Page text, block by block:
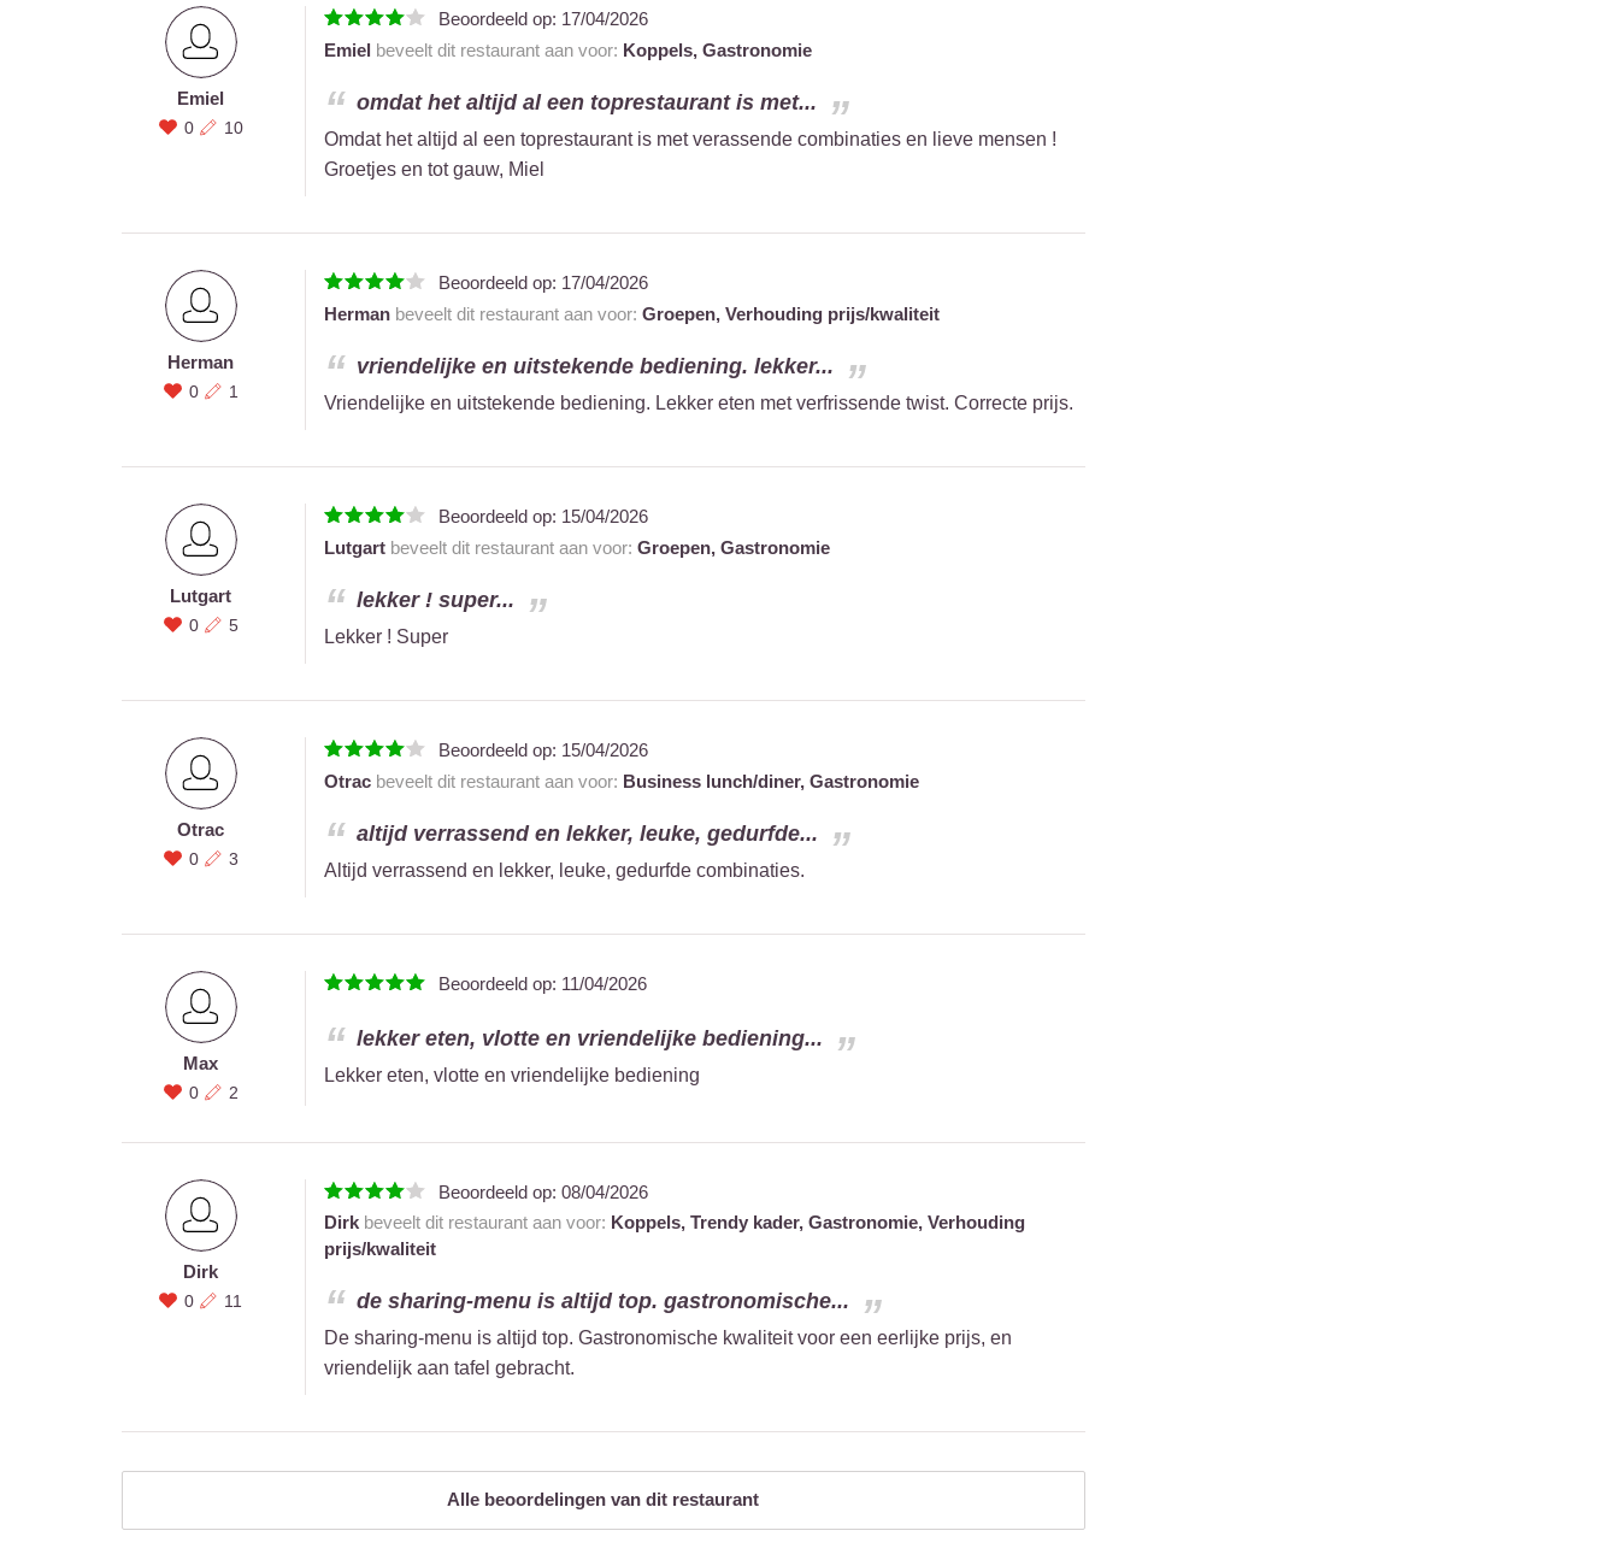
Emiel
0 10
Beoordeeld op: 17/04/2026
Emiel beveelt dit restaurant aan voor: Koppels, Gastronomie
omdat het altijd al een toprestaurant is met...
Omdat het altijd al een toprestaurant is met verassende combinaties en lieve mensen !
Groetjes en tot gauw, Miel
Herman
0 1
Beoordeeld op: 17/04/2026
Hermanbeveelt dit restaurant aan voor: Groepen, Verhouding prijs/kwaliteit
vriendelijke en uitstekende bediening. lekker...
Vriendelijke en uitstekende bediening. Lekker eten met verfrissende twist. Correcte prijs.
Lutgart
0 5
Beoordeeld op: 15/04/2026
Lutgartbeveelt dit restaurant aan voor: Groepen, Gastronomie
lekker ! super...
Lekker ! Super
Otrac
0 3
Beoordeeld op: 15/04/2026
Otracbeveelt dit restaurant aan voor: Business lunch/diner, Gastronomie
altijd verrassend en lekker, leuke, gedurfde...
Altijd verrassend en lekker, leuke, gedurfde combinaties.
Max
0 2
Beoordeeld op: 11/04/2026
lekker eten, vlotte en vriendelijke bediening...
Lekker eten, vlotte en vriendelijke bediening
Dirk
0 11
Beoordeeld op: 08/04/2026
Dirkbeveelt dit restaurant aan voor: Koppels, Trendy kader, Gastronomie, Verhouding
prijs/kwaliteit
de sharing-menu is altijd top. gastronomische...
De sharing-menu is altijd top. Gastronomische kwaliteit voor een eerlijke prijs, en
vriendelijk aan tafel gebracht.
Alle beoordelingen van dit restaurant